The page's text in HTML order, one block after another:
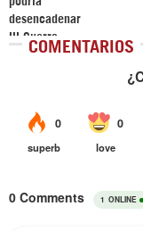
COMENTARIOS